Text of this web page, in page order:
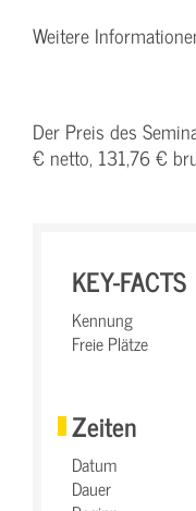
Weitere
Der Preis des
€ netto, 131,76 €
KEY-FACTS
Kennung
Freie Plätze
Zeiten
Datum
Dauer